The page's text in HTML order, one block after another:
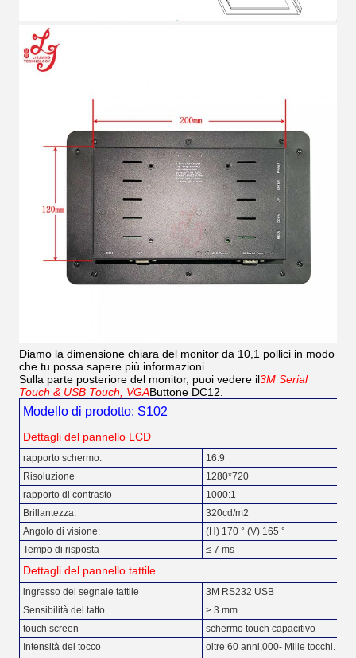
Diamo la dimensione chiara del monitor da 10,1 pollici in modo
che tu possa sapere più informazioni.
Sulla parte posteriore del monitor, puoi vedere il3M Serial
Touch & USB Touch, VGAButtone DC12.
Modello di prodotto: S102
Dettagli del pannello LCD
rapporto schermo:
16:9
Risoluzione
1280*720
rapporto di contrasto
1000:1
Brillantezza:
320cd/m2
Angolo di visione:
(H) 170 ° (V) 165 °
Tempo di risposta
≤ 7 ms
Dettagli del pannello tattile
ingresso del segnale tattile
3M RS232 USB
Sensibilità del tatto
> 3 mm
touch screen
schermo touch capacitivo
Intensità del tocco
oltre 60 anni,000- Mille tocchi.